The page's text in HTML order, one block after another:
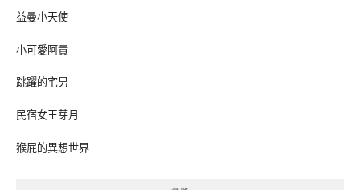
益曼小天使
小可愛阿貴
跳躍的宅男
民宿女王芽月
猴屁的異想世界